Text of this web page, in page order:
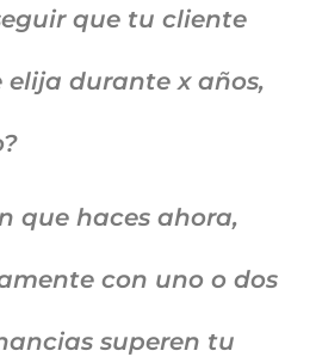
que tu cliente
durante x años,
que haces ahora,
con uno o dos
superen tu